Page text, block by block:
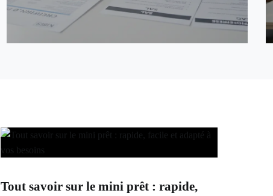
Tout savoir sur le mini prêt : rapide,